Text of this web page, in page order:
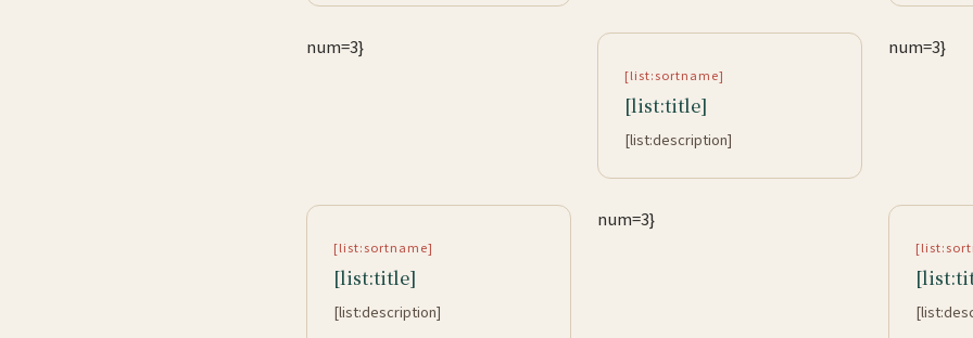
num=3}
[list:sortname]
[list:title]
[list:description]
num=3}
[list:sortname]
[list:title]
[list:description]
num=3}